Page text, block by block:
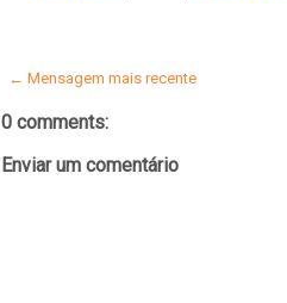
← Mensagem mais recente
0 comments:
Enviar um comentário